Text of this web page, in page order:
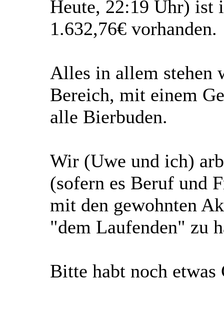
Heute, 22:19 Uhr) ist
1.632,76€ vorhanden.
Alles in allem stehen
Bereich, mit einem
alle Bierbuden.
Wir (Uwe und ich)
(sofern es Beruf und
mit den gewohnten
"dem Laufenden" zu
Bitte habt noch etwas